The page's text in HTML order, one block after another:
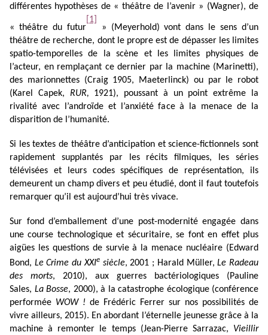
différentes hypothèses de « théâtre de l’avenir » (Wagner), de
« théâtre du futur
[1]
» (Meyerhold) vont dans le sens d’un
théâtre de recherche, dont le propre est de dépasser les limites
spatio-temporelles de la scène et les limites physiques de
l’acteur, en remplaçant ce dernier par la machine (Marinetti),
des marionnettes (Craig 1905, Maeterlinck) ou par le robot
(Karel Capek, RUR, 1921), poussant à un point extrême la
rivalité avec l’androïde et l’anxiété face à la menace de la
disparition de l’humanité.
Si les textes de théâtre d’anticipation et science-fictionnels sont
rapidement supplantés par les récits filmiques, les séries
télévisées et leurs codes spécifiques de représentation, ils
demeurent un champ divers et peu étudié, dont il faut toutefois
remarquer qu’il est aujourd’hui très vivace.
Sur fond d’emballement d’une post-modernité engagée dans
une course technologique et sécuritaire, se font en effet plus
aigües les questions de survie à la menace nucléaire (Edward
Bond, Le Crime du XXIesiècle, 2001 ; Harald Müller,Le Radeau
des morts, 2010), aux guerres bactériologiques (Pauline
Sales, La Bosse, 2000), à la catastrophe écologique (conférence
performée WOW ! de Frédéric Ferrer sur nos possibilités de
vivre ailleurs, 2015). En abordant l’éternelle jeunesse grâce à la
machine à remonter le temps (Jean-Pierre Sarrazac, Vieillir